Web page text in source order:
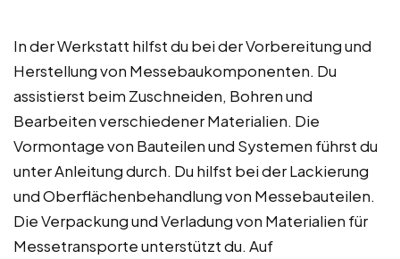
In der Werkstatt hilfst du bei der Vorbereitung und
Herstellung von Messebaukomponenten. Du
assistierst beim Zuschneiden, Bohren und
Bearbeiten verschiedener Materialien. Die
Vormontage von Bauteilen und Systemen führst du
unter Anleitung durch. Du hilfst bei der Lackierung
und Oberflächenbehandlung von Messebauteilen.
Die Verpackung und Verladung von Materialien für
Messetransporte unterstützt du. Auf